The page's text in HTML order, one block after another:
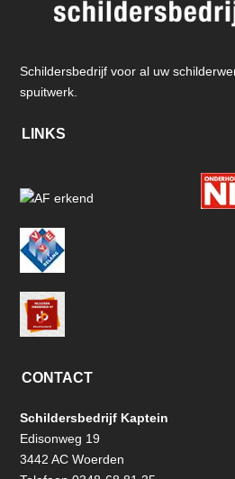
Schildersbedrijf voor al uw
spuitwerk.
LINKS
CONTACT
Schildersbedrijf Kaptein
Edisonweg 19
3442 AC Woerden